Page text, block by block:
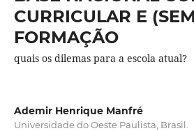
CURRICULAR E
FORMAÇÃO
quais os dilemas para a escola atual?
Ademir Henrique Manfré
Universidade do Oeste Paulista, Brasil.